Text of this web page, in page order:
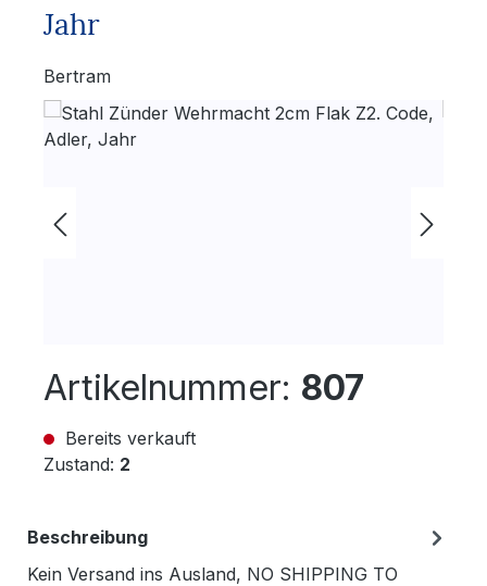
Jahr
Bertram
Bildergalerie überspringen
Artikelnummer: 807
Bereits verkauft
Zustand: 2
Beschreibung
Kein Versand ins Ausland, NO SHIPPING TO